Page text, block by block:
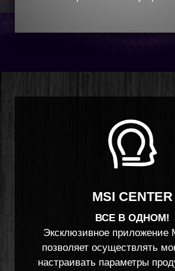
MSI CENTER
ВСЕ В ОДНОМ!
Эксклюзивное приложение
позволяет осуществлять
настраивать параметры